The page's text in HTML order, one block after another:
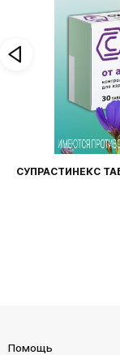
СУПРАСТИНЕКС
Помощь